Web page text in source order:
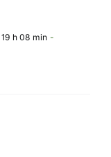
h 08 min -